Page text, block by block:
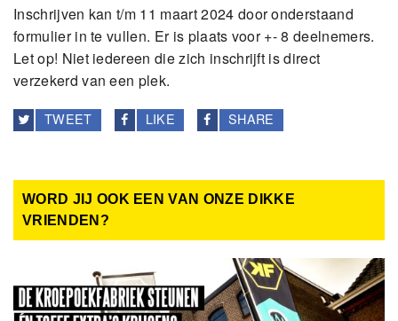
Inschrijven kan t/m 11 maart 2024 door onderstaand
formulier in te vullen. Er is plaats voor +- 8 deelnemers.
Let op! Niet iedereen die zich inschrijft is direct
verzekerd van een plek.
TWEET LIKE SHARE
WORD JIJ OOK EEN VAN ONZE DIKKE
VRIENDEN?